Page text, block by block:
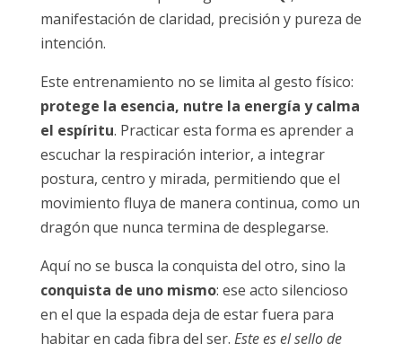
manifestación de claridad, precisión y pureza de
intención.
Este entrenamiento no se limita al gesto físico:
protege la esencia, nutre la energía y calma
el espíritu. Practicar esta forma es aprender a
escuchar la respiración interior, a integrar
postura, centro y mirada, permitiendo que el
movimiento fluya de manera continua, como un
dragón que nunca termina de desplegarse.
Aquí no se busca la conquista del otro, sino la
conquista de uno mismo: ese acto silencioso
en el que la espada deja de estar fuera para
habitar en cada fibra del ser. Este es el sello de